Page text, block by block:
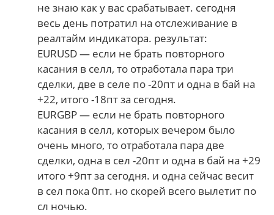
не знаю как у вас срабатывает. сегодня
весь день потратил на отслеживание в
реалтайм индикатора. результат:
EURUSD — если не брать повторного
касания в селл, то отработала пара три
сделки, две в селе по -20пт и одна в бай на
+22, итого -18пт за сегодня.
EURGBP — если не брать повторного
касания в селл, которых вечером было
очень много, то отработала пара две
сделки, одна в сел -20пт и одна в бай на +29
итого +9пт за сегодня. и одна сейчас весит
в сел пока 0пт. но скорей всего вылетит по
сл ночью.